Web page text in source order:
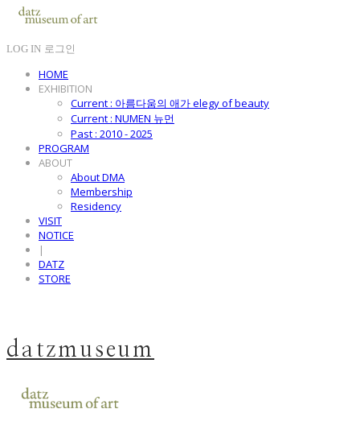
LOG IN 로그인
HOME
EXHIBITION
Current : 아름다움의 애가 elegy of beauty
Current : NUMEN 뉴먼
Past : 2010 - 2025
PROGRAM
ABOUT
About DMA
Membership
Residency
VISIT
NOTICE
|
DATZ
STORE
datzmuseum